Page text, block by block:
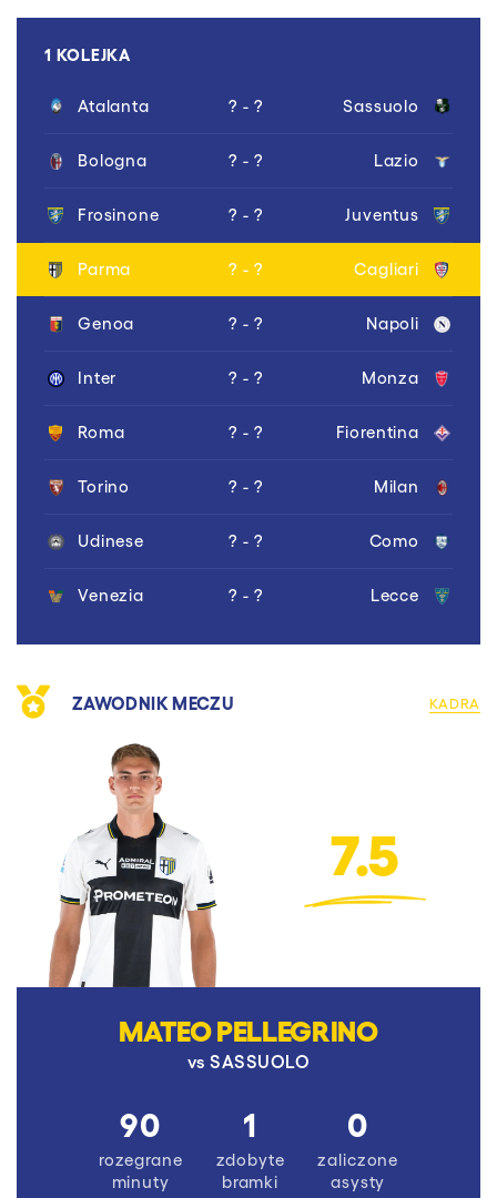
1 KOLEJKA
Atalanta ? - ? Sassuolo
Bologna ? - ? Lazio
Frosinone ? - ? Juventus
Parma ? - ? Cagliari
Genoa ? - ? Napoli
Inter ? - ? Monza
Roma ? - ? Fiorentina
Torino ? - ? Milan
Udinese ? - ? Como
Venezia ? - ? Lecce
ZAWODNIK MECZU KADRA
7.5
MATEO PELLEGRINO
vsSASSUOLO
90
rozegrane
minuty
1
zdobyte
bramki
0
zaliczone
asysty